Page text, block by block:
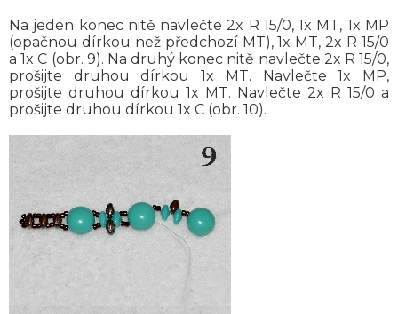
Na jeden konec nitě navlečte 2x R 15/0, 1x MT, 1x MP
(opačnou dírkou než předchozí MT), 1x MT, 2x R 15/0
a 1x C (obr. 9). Na druhý konec nitě navlečte 2x R 15/0,
prošijte druhou dírkou 1x MT. Navlečte 1x MP,
prošijte druhou dírkou 1x MT. Navlečte 2x R 15/0 a
prošijte druhou dírkou 1x C (obr. 10).